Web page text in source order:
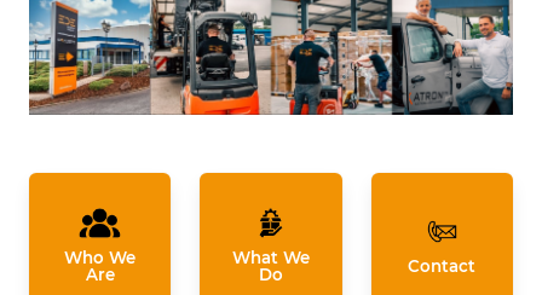
Who We
Are
What We
Do
Contact